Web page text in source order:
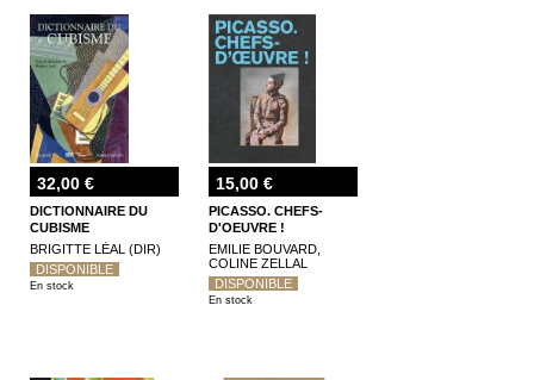
32,00 €
DICTIONNAIRE DU
CUBISME
BRIGITTE LÉAL (DIR)
DISPONIBLE
En stock
15,00 €
PICASSO. CHEFS-
D'OEUVRE !
EMILIE BOUVARD,
COLINE ZELLAL
DISPONIBLE
En stock